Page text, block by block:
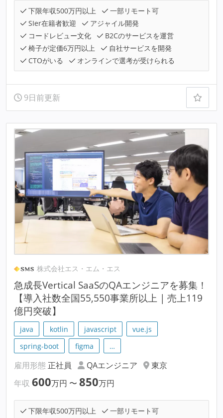
下限年収500万円以上
一部リモート可
SIer在籍者歓迎
アジャイル開発
コードレビュー文化
B2Cのサービスを運営
椅子が定価6万円以上
自社サービスを開発
CTOがいる
オンラインで選考が受けられる
9日前更新
株式会社エス・エム・エス
急成長Vertical SaaSのQAエンジニアを募集！
【導入社数全国55,550事業所以上 | 売上119
億円突破】
java kotlin javascript
vue.js
spring-boot
figma …
雇用形態 正社員 QAエンジニア
東京
年収 600万円 〜 850万円
下限年収500万円以上
一部リモート可